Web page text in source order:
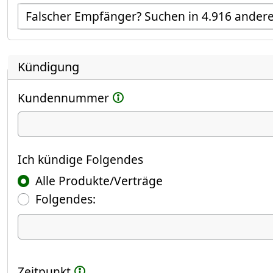
Empfänger suchen
Kündigung
Kundennummer
Ich kündige
Ich kündige Folgendes
Alle Produkte/Verträge
Folgendes:
Ich kündige Folgendes